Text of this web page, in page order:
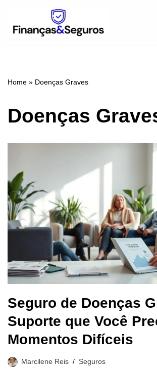
Pular
Home » Doenças Graves
Doenças
Seguro de Doenças
Suporte que Você
Momentos Difíceis
Marcilene Reis Seguros